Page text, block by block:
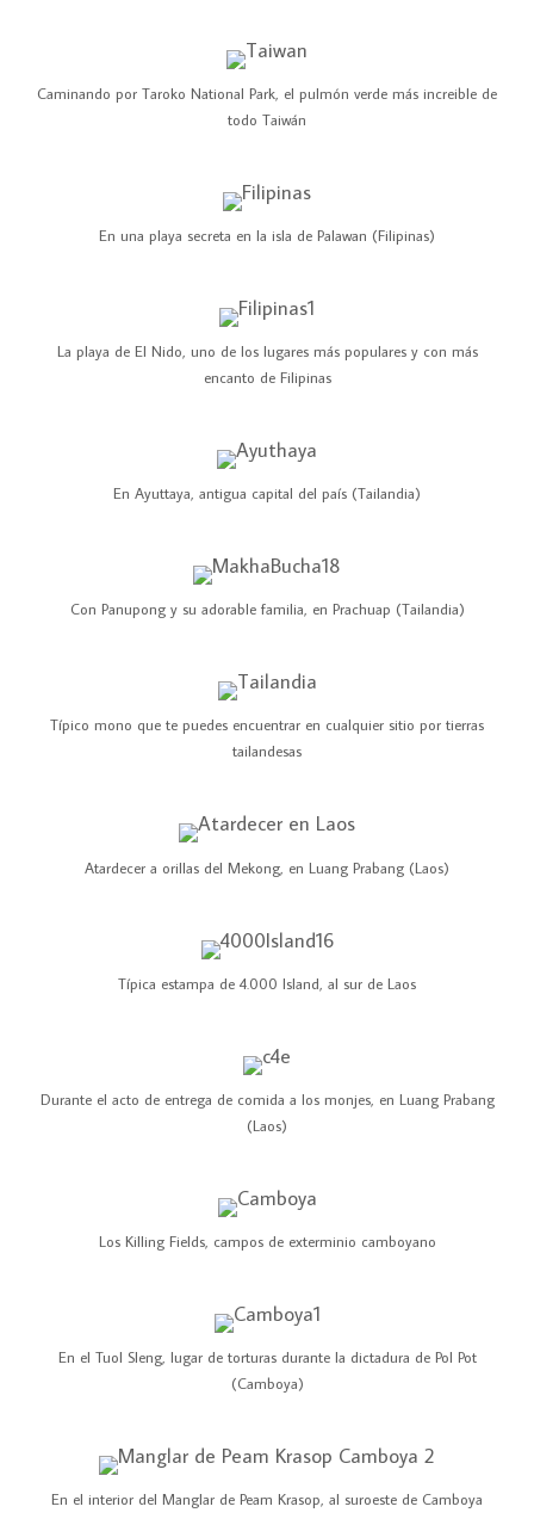
Caminando por Taroko National Park, el pulmón verde más increible de
todo Taiwán
En una playa secreta en la isla de Palawan (Filipinas)
La playa de El Nido, uno de los lugares más populares y con más
encanto de Filipinas
En Ayuttaya, antigua capital del país (Tailandia)
Con Panupong y su adorable familia, en Prachuap (Tailandia)
Típico mono que te puedes encuentrar en cualquier sitio por tierras
tailandesas
Atardecer a orillas del Mekong, en Luang Prabang (Laos)
Típica estampa de 4.000 Island, al sur de Laos
Durante el acto de entrega de comida a los monjes, en Luang Prabang
(Laos)
Los Killing Fields, campos de exterminio camboyano
En el Tuol Sleng, lugar de torturas durante la dictadura de Pol Pot
(Camboya)
En el interior del Manglar de Peam Krasop, al suroeste de Camboya